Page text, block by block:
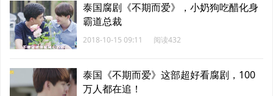
泰国腐剧《不期而爱》，小奶狗吃醋化身
霸道总裁
2018-10-15 09:11 阅读432
泰国《不期而爱》这部超好看腐剧，100
万人都在追！